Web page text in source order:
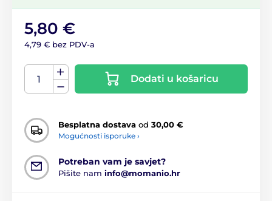
5,80 €
4,79 € bez PDV-a
Dodati u košaricu
Besplatna dostava od 30,00 €
Mogućnosti isporuke ›
Potreban vam je savjet?
Pišite nam info@momanio.hr